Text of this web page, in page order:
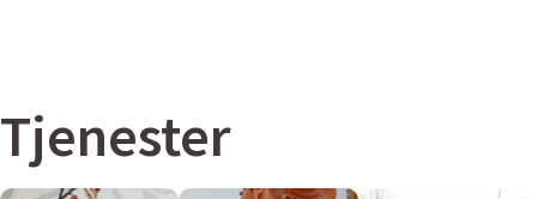
Tjenester